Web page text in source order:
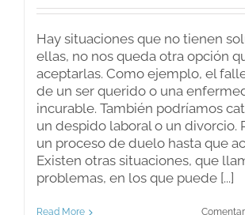
Hay situaciones que no tienen
ellas, no nos queda otra opción
aceptarlas. Como ejemplo, el
de un ser querido o una
incurable. También podríamos
un despido laboral o un divorcio.
un proceso de duelo hasta que
Existen otras situaciones, que
problemas, en los que puede [...]
Read More